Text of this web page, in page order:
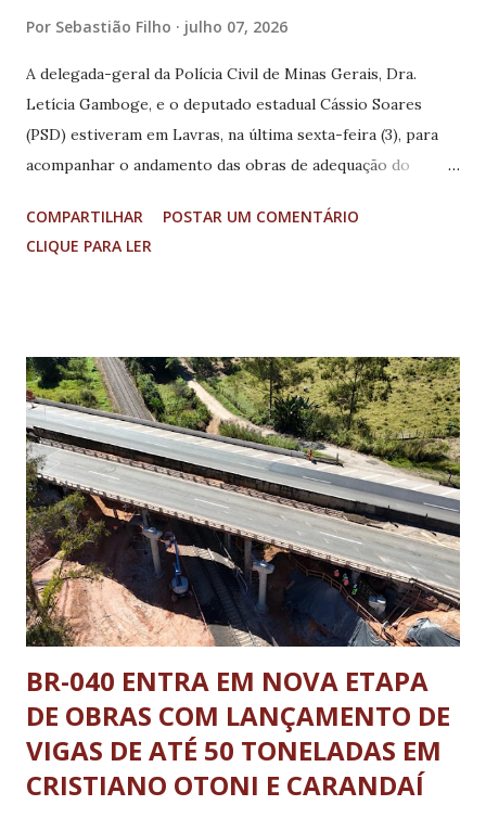
Por Sebastião Filho julho 07, 2026
A delegada-geral da Polícia Civil de Minas Gerais, Dra.
Letícia Gamboge, e o deputado estadual Cássio Soares
(PSD) estiveram em Lavras, na última sexta-feira (3), para
acompanhar o andamento das obras de adequação do
Combate aos Crimes Rurais. A Delegacia está sendo
instalada o Expolavras, no Distrito Industrial, ao lado
estratégica para o fortalecimento da segurança pública no
meio rural. A nova delegacia será responsável pela
investigação de crimes como furtos de máquinas e
implementos agrícolas, defensivos, animais e outros delitos
registrados na zona rural, beneficiando produtores de
Lavras e de toda a região. Além da delegada-geral e do
deputado Cássio Soares, participaram da agenda a prefeita
Jussara Menicucci, o delegado regional de Lavras, Dr. Tiago
Vieira Ludwig, ...
COMPARTILHAR
POSTAR UM COMENTÁRIO
CLIQUE PARA LER
BR-040 ENTRA EM NOVA ETAPA
DE OBRAS COM LANÇAMENTO DE
VIGAS DE ATÉ 50 TONELADAS EM
CRISTIANO OTONI E CARANDAÍ